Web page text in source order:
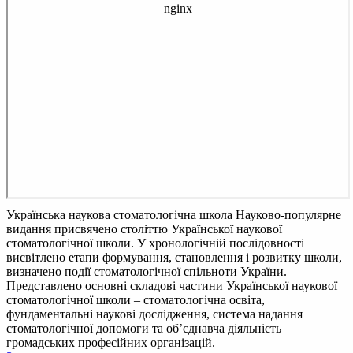
Українська наукова стоматологічна школа Науково-популярне
видання присвячено століттю Української наукової
стоматологічної школи. У хронологічній послідовності
висвітлено етапи формування, становлення і розвитку школи,
визначено події стоматологічної спільноти України.
Представлено основні складові частини Української наукової
стоматологічної школи – стоматологічна освіта,
фундаментальні наукові дослідження, система надання
стоматологічної допомоги та об’єднавча діяльність
громадських професійних організацій.